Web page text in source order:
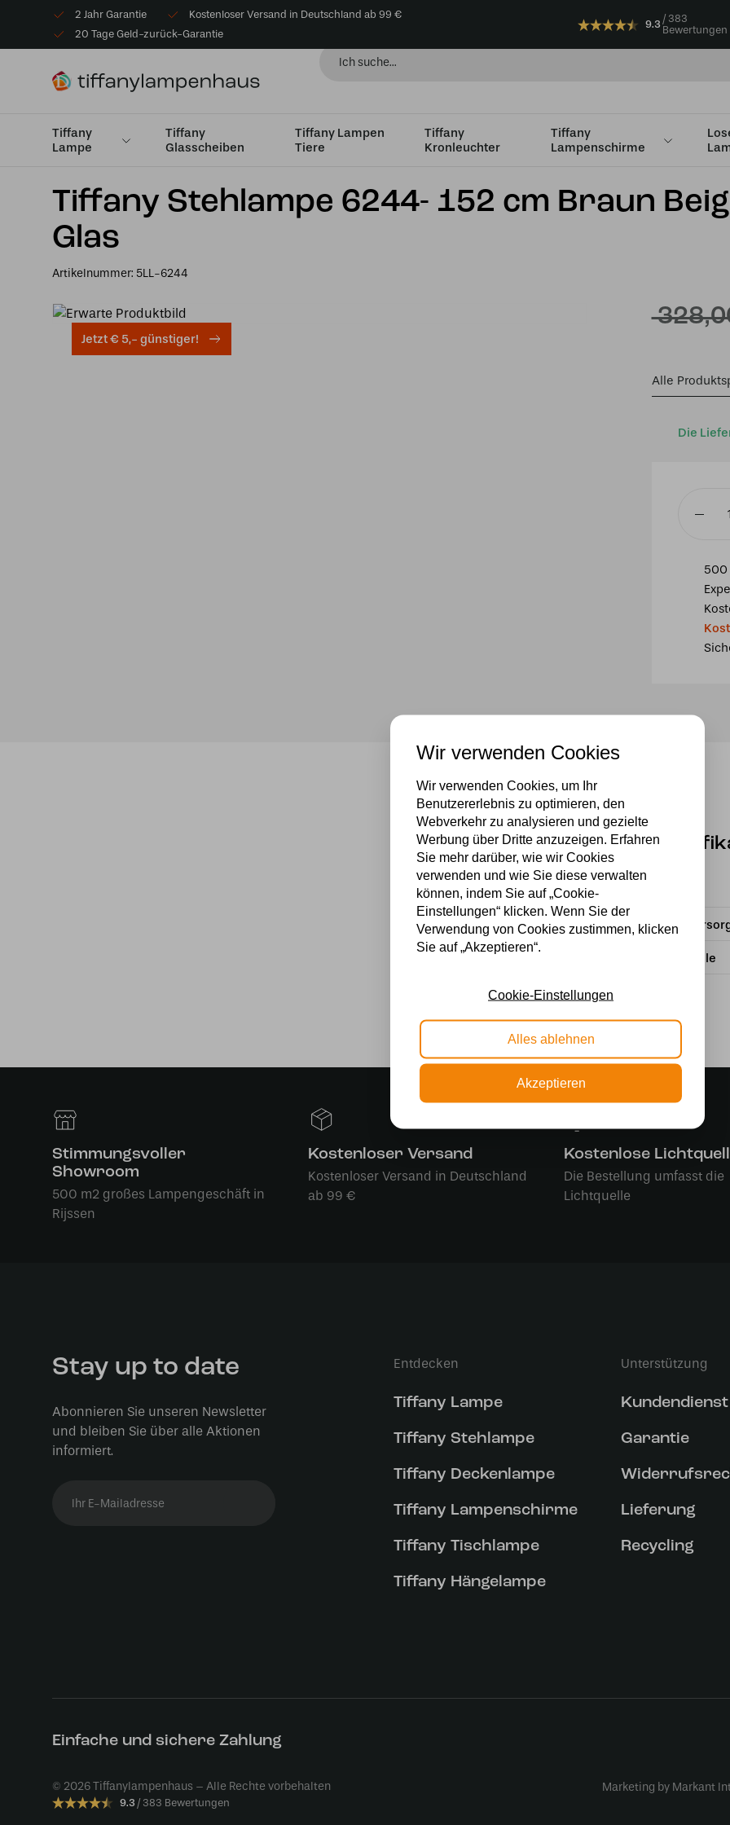
2 Jahr Garantie
Kostenloser Versand in Deutschland ab 99 €
20 Tage Geld-zurück-Garantie
9.3
383
Bewertungen
Tiffany
Lampe
Tiffany
Glasscheiben
Tiffany Lampen
Tiere
Tiffany
Kronleuchter
Tiffany
Lampenschirme
Startseite Tiffany Stehlampe 6244- 152 cm Braun Beige Glas
Tiffany Stehlampe 6244- 152 cm Braun
Glas
Artikelnummer: 5LL-6244
Jetzt € 5,- günstiger!
Die
Alle
500
Lichtquelle
Stimmungsvoller
Showroom
500 m2 großes Lampengeschäft in
Rijssen
Kostenloser Versand
Kostenloser Versand in Deutschland
ab 99 €
Kostenlose
Die Bestellung umfasst die
Lichtquelle
Stay up to date
Abonnieren Sie unseren Newsletter
und bleiben Sie über alle Aktionen
informiert.
Entdecken
Tiffany Lampe
Tiffany Stehlampe
Tiffany Deckenlampe
Tiffany Lampenschirme
Tiffany Tischlampe
Tiffany Hängelampe
Unterstützung
Kundendienst
Garantie
Lieferung
Recycling
Einfache und sichere Zahlung
© 2026 Tiffanylampenhaus – Alle Rechte vorbehalten
9.3 383 Bewertungen
Marketing by Markant
Wir verwenden Cookies
Wir verwenden Cookies, um Ihr
Benutzererlebnis zu optimieren, den
Webverkehr zu analysieren und gezielte
Werbung über Dritte anzuzeigen. Erfahren
Sie mehr darüber, wie wir Cookies
verwenden und wie Sie diese verwalten
können, indem Sie auf „Cookie-
Einstellungen“ klicken. Wenn Sie der
Verwendung von Cookies zustimmen, klicken
Sie auf „Akzeptieren“.
Cookie-Einstellungen
Alles ablehnen
Akzeptieren